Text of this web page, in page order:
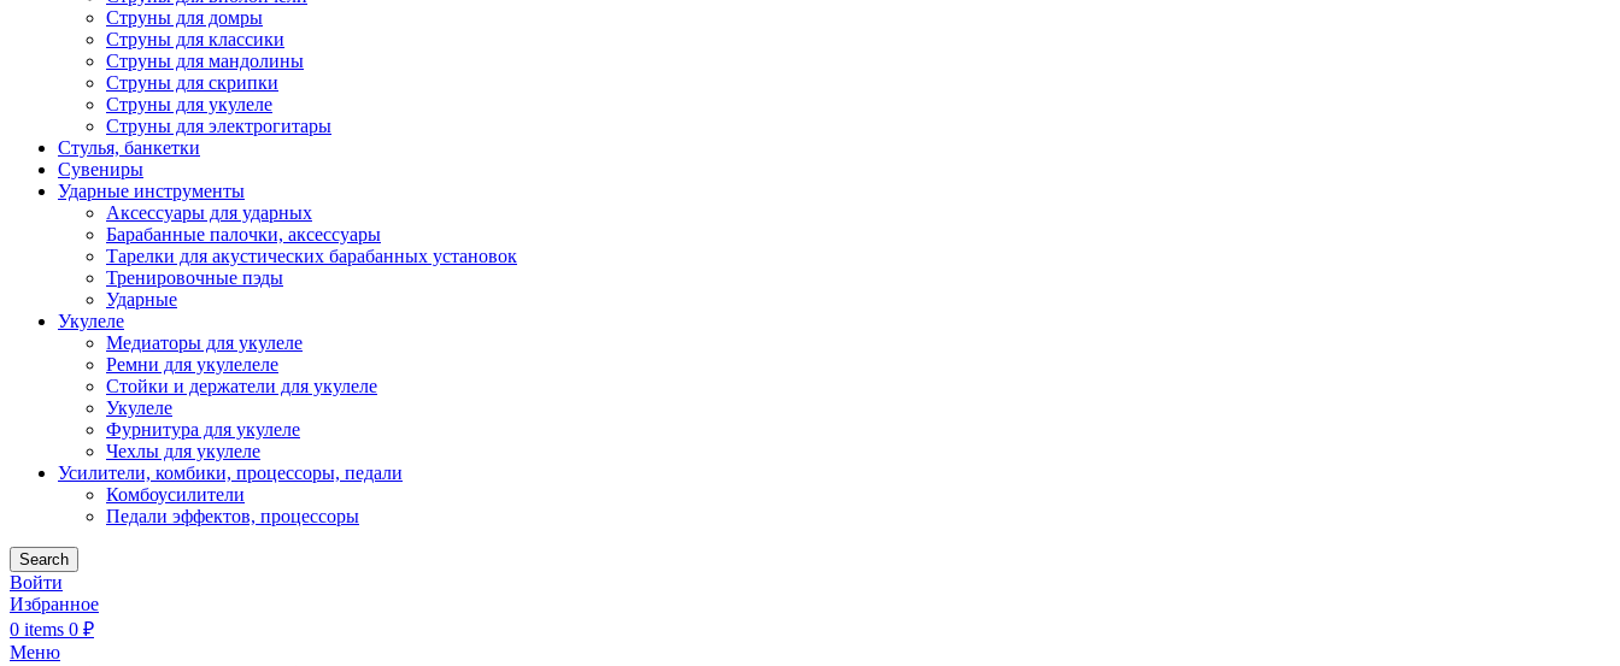
Струны для домры
Струны для классики
Струны для мандолины
Струны для скрипки
Струны для укулеле
Струны для электрогитары
Стулья, банкетки
Сувениры
Ударные инструменты
Аксессуары для ударных
Барабанные палочки, аксессуары
Тарелки для акустических барабанных установок
Тренировочные пэды
Ударные
Укулеле
Медиаторы для укулеле
Ремни для укулелеле
Стойки и держатели для укулеле
Укулеле
Фурнитура для укулеле
Чехлы для укулеле
Усилители, комбики, процессоры, педали
Комбоусилители
Педали эффектов, процессоры
Search
Войти
Избранное
0 items 0 ₽
Меню